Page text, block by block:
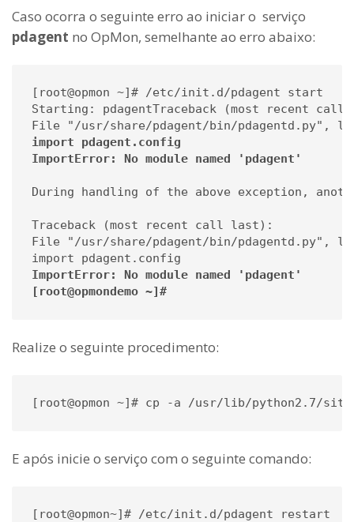
Caso ocorra o seguinte erro ao iniciar o serviço
pdagent no OpMon, semelhante ao erro abaixo:
[root@opmon ~]# /etc/init.d/pdagent start
Starting: pdagentTraceback (most recent
import pdagent.config
ImportError: No module named 'pdagent'
During handling of the above exception,
Traceback (most recent call last):
File "/usr/share/pdagent/bin/pdagentd.py",
ImportError: No module named 'pdagent'
[root@opmondemo ~]#
Realize o seguinte procedimento:
[root@opmon ~]# cp -a /usr/lib/python2.7/
E após inicie o serviço com o seguinte comando:
[root@opmon~]# /etc/init.d/pdagent restart